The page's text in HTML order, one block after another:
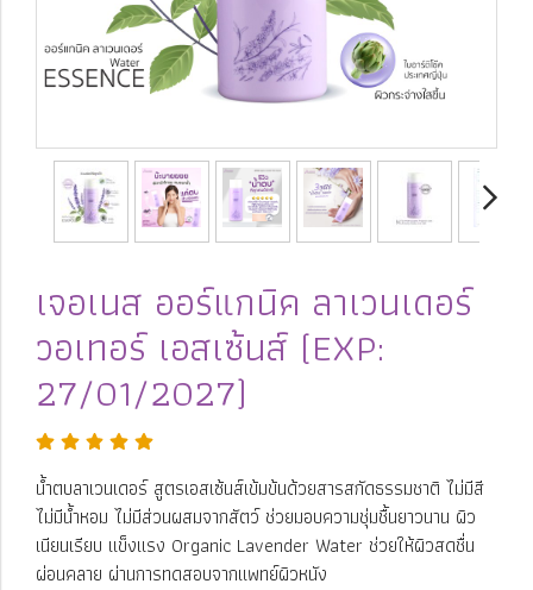
เจอเนส ออร์แกนิค ลาเวนเดอร์
วอเทอร์ เอสเซ้นส์ (EXP:
27/01/2027)
น้ำตบลาเวนเดอร์ สูตรเอสเซ้นส์เข้มข้นด้วยสารสกัดธรรมชาติ ไม่มีสี
ไม่มีน้ำหอม ไม่มีส่วนผสมจากสัตว์ ช่วยมอบความชุ่มชื้นยาวนาน ผิว
เนียนเรียบ แข็งแรง Organic Lavender Water ช่วยให้ผิวสดชื่น
ผ่อนคลาย ผ่านการทดสอบจากแพทย์ผิวหนัง